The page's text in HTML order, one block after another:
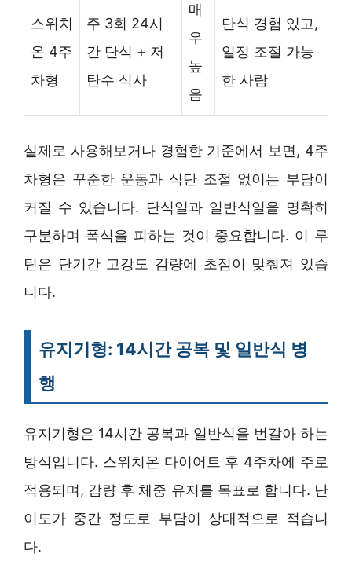
스위치
온 4주
차형
주 3회 24시
간 단식 + 저
탄수 식사
매
우
높
음
단식 경험 있고,
일정 조절 가능
한 사람
실제로 사용해보거나 경험한 기준에서 보면, 4주
차형은 꾸준한 운동과 식단 조절 없이는 부담이
커질 수 있습니다. 단식일과 일반식일을 명확히
구분하며 폭식을 피하는 것이 중요합니다. 이 루
틴은 단기간 고강도 감량에 초점이 맞춰져 있습
니다.
유지기형: 14시간 공복 및 일반식 병
행
유지기형은 14시간 공복과 일반식을 번갈아 하는
방식입니다. 스위치온 다이어트 후 4주차에 주로
적용되며, 감량 후 체중 유지를 목표로 합니다. 난
이도가 중간 정도로 부담이 상대적으로 적습니
다.